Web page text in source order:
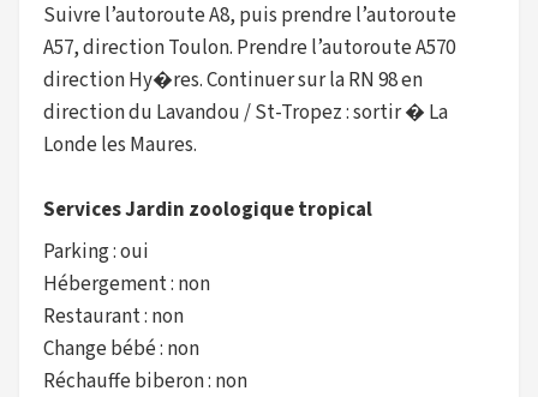
Suivre l’autoroute A8, puis prendre l’autoroute
A57, direction Toulon. Prendre l’autoroute A570
direction Hy�res. Continuer sur la RN 98 en
direction du Lavandou / St-Tropez : sortir � La
Londe les Maures.
Services Jardin zoologique tropical
Parking : oui
Hébergement : non
Restaurant : non
Change bébé : non
Réchauffe biberon : non